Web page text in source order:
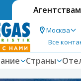
Агентствам
Москва
Все
Страны